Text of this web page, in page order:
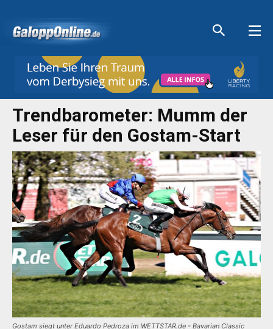
Trendbarometer: Mumm der
Leser für den Gostam-Start
Gostam siegt unter Eduardo Pedroza im WETTSTAR.de - Bavarian Classic